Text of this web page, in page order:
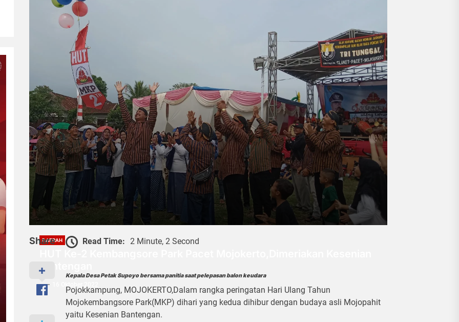
DAERAH
Bantengan
Share Read Time: 2 Minute, 2 Second
Kepala Desa Petak Supoyo bersama panitia saat pelepasan balon keudara
Pojokkampung, MOJOKERTO,Dalam rangka peringatan Hari Ulang Tahun
Mojokembangsore Park(MKP) dihari yang kedua dihibur dengan budaya asli Mojopahit
yaitu Kesenian Bantengan.